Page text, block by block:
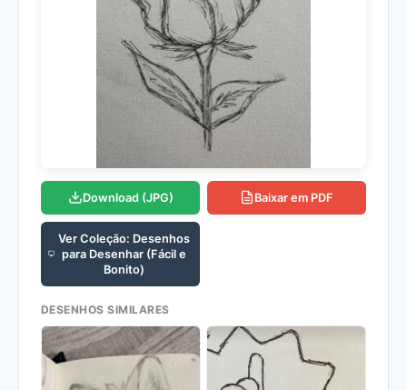
Download (JPG) Baixar em PDF
Ver Coleção: Desenhos
para Desenhar (Fácil e
Bonito)
DESENHOS SIMILARES